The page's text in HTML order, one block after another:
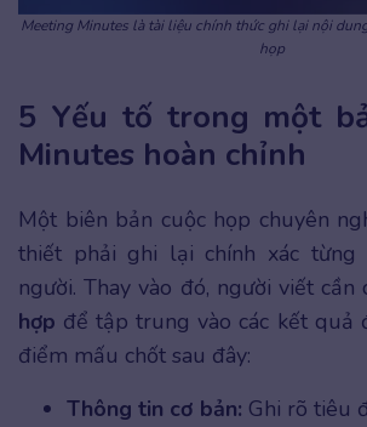
Meeting Minutes là tài liệu chính thức ghi lại nội
họp
5 Yếu tố trong một
Minutes hoàn chỉnh
Một biên bản cuộc họp chuyên
thiết phải ghi lại chính xác từng
người. Thay vào đó, người viết cần
hợp để tập trung vào các kết quả
điểm mấu chốt sau đây:
Thông tin cơ bản: Ghi rõ tiêu